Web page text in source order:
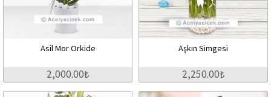
Asil Mor Orkide
2,000.00₺
Aşkın Simgesi
2,250.00₺